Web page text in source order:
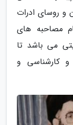
و روسای ادرات
مصاحبه های
می باشد تا
و کارشناسی و